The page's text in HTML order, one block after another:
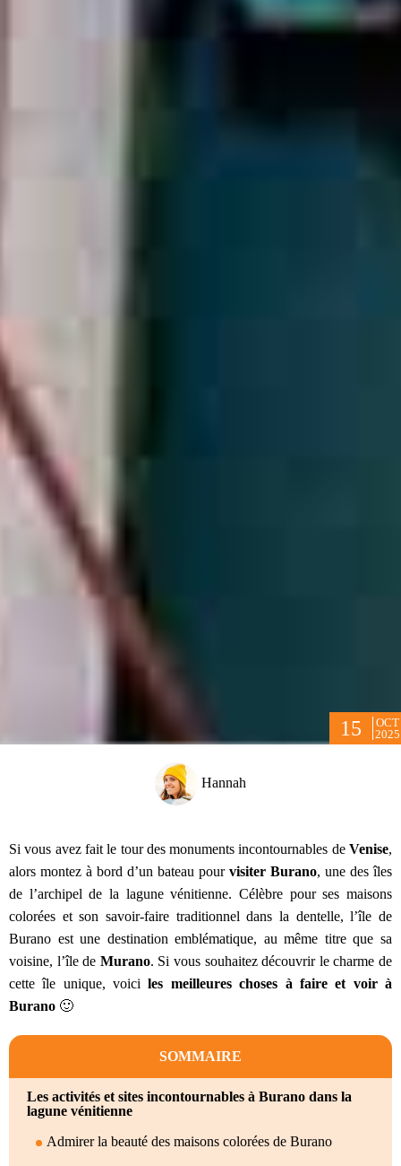
15
OCT
2025
Hannah
Si vous avez fait le tour des monuments incontournables de Venise,
alors montez à bord d’un bateau pour visiter Burano, une des îles
de l’archipel de la lagune vénitienne. Célèbre pour ses maisons
colorées et son savoir-faire traditionnel dans la dentelle, l’île de
Burano est une destination emblématique, au même titre que sa
voisine, l’île de Murano. Si vous souhaitez découvrir le charme de
cette île unique, voiciles meilleures choses à faire et voir à
Burano 🙂
SOMMAIRE
Les activités et sites incontournables à Burano dans la
lagune vénitienne
Admirer la beauté des maisons colorées de Burano